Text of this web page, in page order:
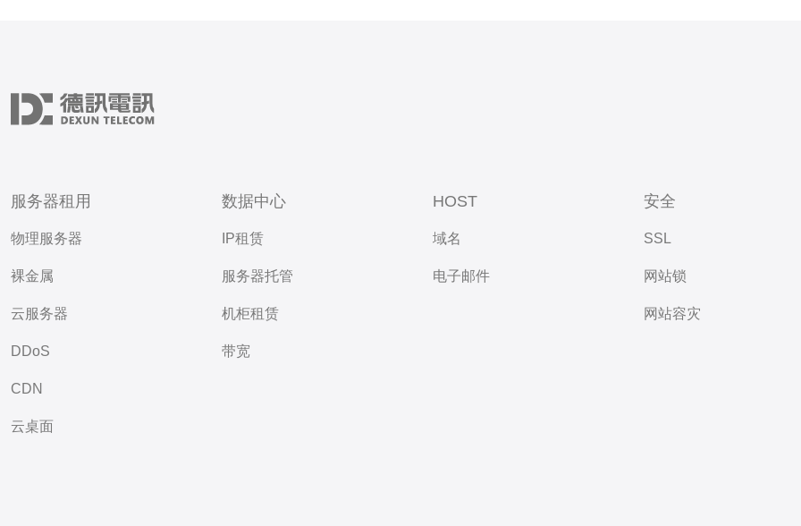
服务器租用
物理服务器
裸金属
云服务器
DDoS
CDN
云桌面
数据中心
IP租赁
服务器托管
机柜租赁
带宽
HOST
域名
电子邮件
安全
SSL
网站锁
网站容灾